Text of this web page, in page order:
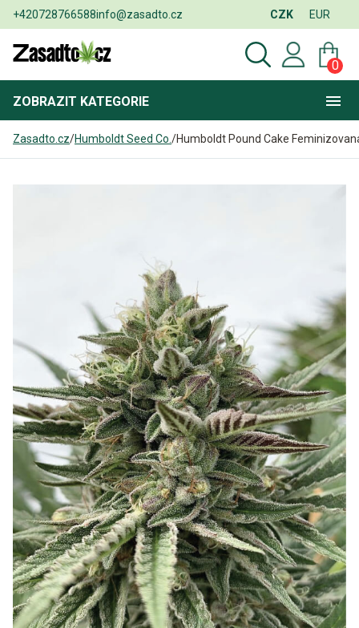
+420728766588info@zasadto.cz CZK EUR
0
ZOBRAZIT KATEGORIE
Zasadto.cz/Humboldt Seed Co. /Humboldt Pound Cake